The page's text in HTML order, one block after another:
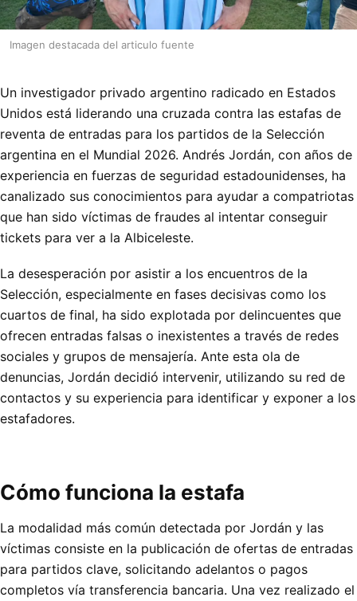
Imagen destacada del articulo fuente
Un investigador privado argentino radicado en Estados
Unidos está liderando una cruzada contra las estafas de
reventa de entradas para los partidos de la Selección
argentina en el Mundial 2026. Andrés Jordán, con años de
experiencia en fuerzas de seguridad estadounidenses, ha
canalizado sus conocimientos para ayudar a compatriotas
que han sido víctimas de fraudes al intentar conseguir
tickets para ver a la Albiceleste.
La desesperación por asistir a los encuentros de la
Selección, especialmente en fases decisivas como los
cuartos de final, ha sido explotada por delincuentes que
ofrecen entradas falsas o inexistentes a través de redes
sociales y grupos de mensajería. Ante esta ola de
denuncias, Jordán decidió intervenir, utilizando su red de
contactos y su experiencia para identificar y exponer a los
estafadores.
Cómo funciona la estafa
La modalidad más común detectada por Jordán y las
víctimas consiste en la publicación de ofertas de entradas
para partidos clave, solicitando adelantos o pagos
completos vía transferencia bancaria. Una vez realizado el